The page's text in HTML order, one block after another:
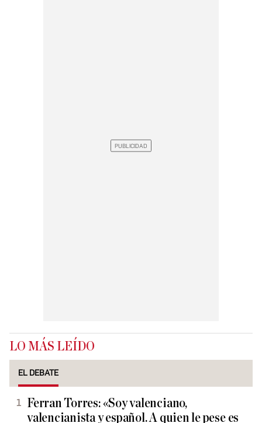
LO MÁS LEÍDO
EL DEBATE
Ferran Torres: «Soy valenciano,
valencianista y español. A quien le pese es